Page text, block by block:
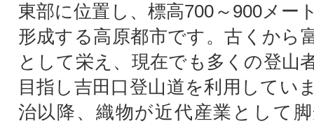
東部に位置し、標高700～900メー
形成する高原都市です。古くから
として栄え、現在でも多くの登山
目指し吉田口登山道を利用してい
治以降、織物が近代産業として